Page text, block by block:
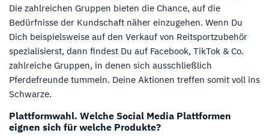
Die zahlreichen Gruppen bieten die Chance, auf die
Bedürfnisse der Kundschaft näher einzugehen. Wenn Du
Dich beispielsweise auf den Verkauf von Reitsportzubehör
spezialisierst, dann findest Du auf Facebook, TikTok & Co.
zahlreiche Gruppen, in denen sich ausschließlich
Pferdefreunde tummeln. Deine Aktionen treffen somit voll ins
Schwarze.
Plattformwahl. Welche Social Media Plattformen
eignen sich für welche Produkte?